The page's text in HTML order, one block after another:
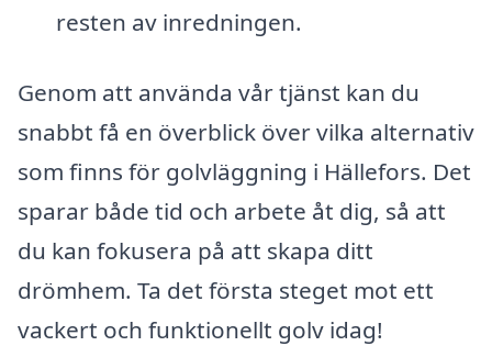
resten av inredningen.
Genom att använda vår tjänst kan du
snabbt få en överblick över vilka alternativ
som finns för golvläggning i Hällefors. Det
sparar både tid och arbete åt dig, så att
du kan fokusera på att skapa ditt
drömhem. Ta det första steget mot ett
vackert och funktionellt golv idag!